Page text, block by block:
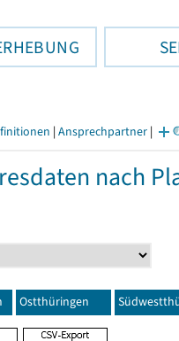
| Ansprechpartner |
nach
Ostthüringen